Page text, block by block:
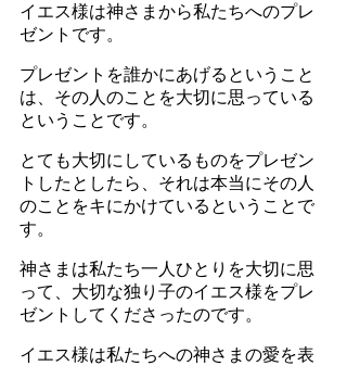
イエス様は神さまから私たちへのプレ
ゼントです。
プレゼントを誰かにあげるということ
は、その人のことを大切に思っている
ということです。
とても大切にしているものをプレゼン
トしたとしたら、それは本当にその人
のことをキにかけているということで
す。
神さまは私たち一人ひとりを大切に思
って、大切な独り子のイエス様をプレ
ゼントしてくださったのです。
イエス様は私たちへの神さまの愛を表